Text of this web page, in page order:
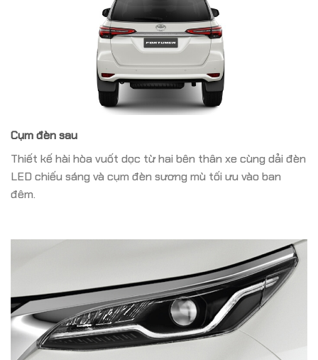
Cụm đèn sau
Thiết kế hài hòa vuốt dọc từ hai bên thân xe cùng dải đèn
LED chiếu sáng và cụm đèn sương mù tối ưu vào ban
đêm.